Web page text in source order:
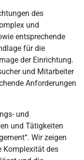
professionelles
des
und
entsprechende
für die
der Einrichtung.
und Mitarbeiter
Anforderungen
und
und Tätigkeiten
Wir zeigen
Komplexität des